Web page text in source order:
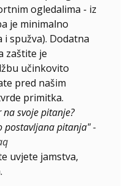
ogledalima - iz
je minimalno
spužva). Dodatna
zaštite je
učinkovito
pred našim
primitka.
svoje pitanje?
postavljana pitanja" -
uvjete jamstva,